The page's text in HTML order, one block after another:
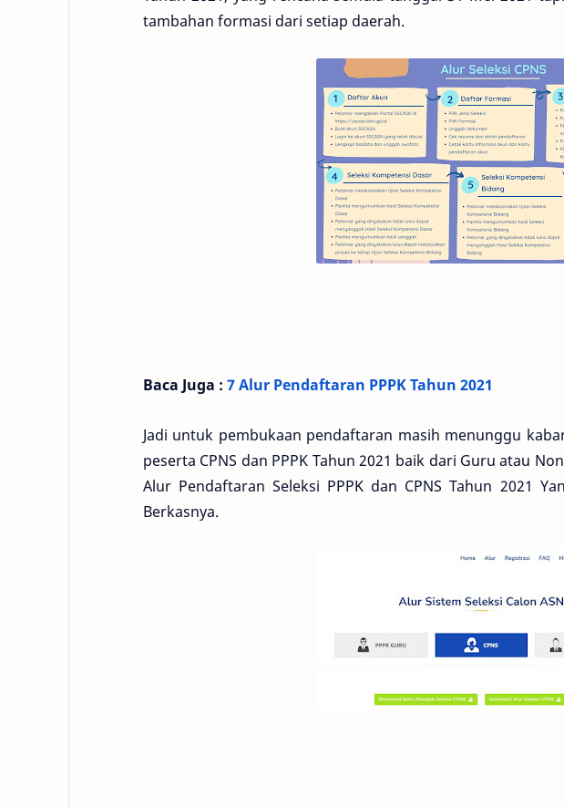
tambahan formasi dari setiap daerah.
Baca Juga : 7 Alur Pendaftaran PPPK Tahun 2021
Jadi untuk pembukaan pendaftaran masih menunggu
peserta CPNS dan PPPK Tahun 2021 baik dari Guru atau
Alur Pendaftaran Seleksi PPPK dan CPNS Tahun 2021
Berkasnya.